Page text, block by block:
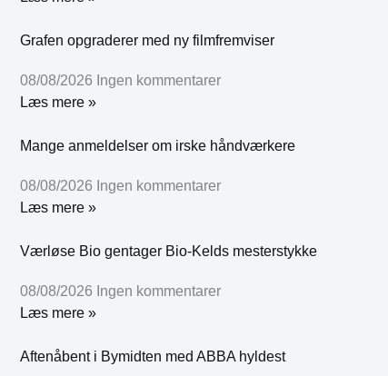
Grafen opgraderer med ny filmfremviser
08/08/2026 Ingen kommentarer
Læs mere »
Mange anmeldelser om irske håndværkere
08/08/2026 Ingen kommentarer
Læs mere »
Værløse Bio gentager Bio-Kelds mesterstykke
08/08/2026 Ingen kommentarer
Læs mere »
Aftenåbent i Bymidten med ABBA hyldest